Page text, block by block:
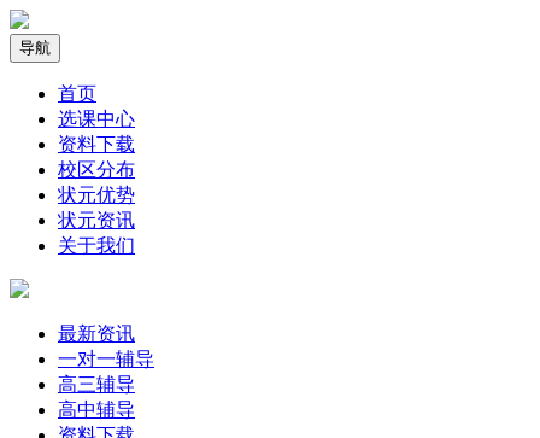
导航
首页
选课中心
资料下载
校区分布
状元优势
状元资讯
关于我们
最新资讯
一对一辅导
高三辅导
高中辅导